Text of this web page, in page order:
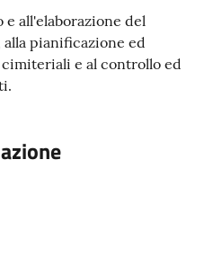
all'elaborazione del
pianificazione ed
e al controllo ed